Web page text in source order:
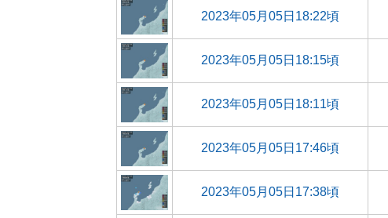
2023年05月05日18:22頃
2023年05月05日18:15頃
2023年05月05日18:11頃
2023年05月05日17:46頃
2023年05月05日17:38頃